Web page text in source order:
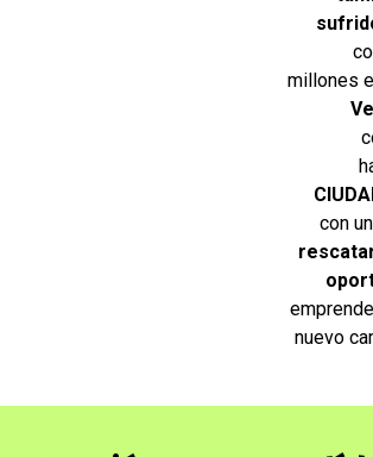
millones
con
nuevo